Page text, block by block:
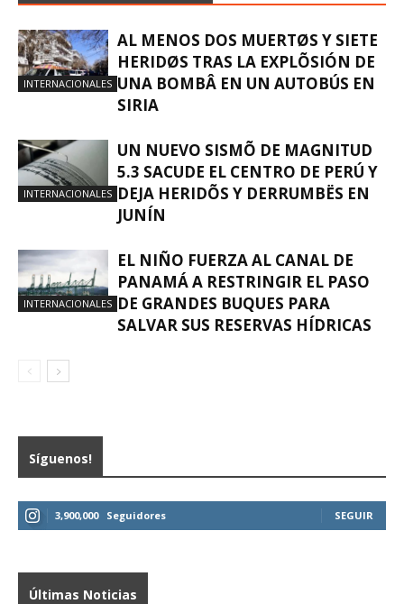
INTERNACIONALES
AL MENOS DOS MUERTØS Y SIETE
HERIDØS TRAS LA EXPLÕSIÓN DE
UNA BOMBÂ EN UN AUTOBÚS EN
SIRIA
INTERNACIONALES
UN NUEVO SISMÕ DE MAGNITUD
5.3 SACUDE EL CENTRO DE PERÚ Y
DEJA HERIDÕS Y DERRUMBËS EN
JUNÍN
INTERNACIONALES
EL NIÑO FUERZA AL CANAL DE
PANAMÁ A RESTRINGIR EL PASO
DE GRANDES BUQUES PARA
SALVAR SUS RESERVAS HÍDRICAS
Síguenos!
3,900,000 Seguidores SEGUIR
Últimas Noticias